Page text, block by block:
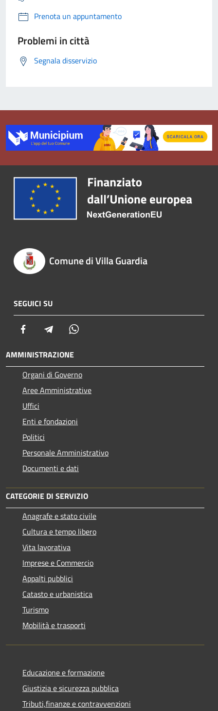
Prenota un appuntamento
Problemi in città
Segnala disservizio
Comune di Villa Guardia
SEGUICI SU
Facebook Telegram
AMMINISTRAZIONE
Organi di Governo
Aree Amministrative
Uffici
Enti e fondazioni
Politici
Personale Amministrativo
Documenti e dati
CATEGORIE DI SERVIZIO
Anagrafe e stato civile
Cultura e tempo libero
Vita lavorativa
Imprese e Commercio
Appalti pubblici
Catasto e urbanistica
Turismo
Mobilità e trasporti
Educazione e formazione
Giustizia e sicurezza pubblica
Tributi,finanze e contravvenzioni